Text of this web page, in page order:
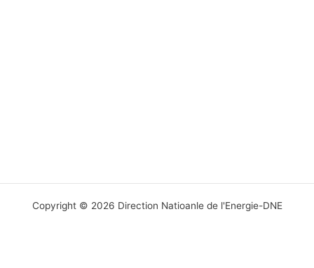
Copyright © 2026 Direction Natioanle de l'Energie-DNE